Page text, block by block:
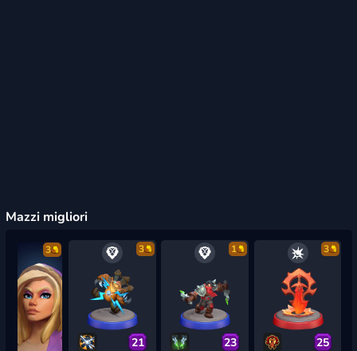
Mazzi migliori
3 3
21
1
23
3
25